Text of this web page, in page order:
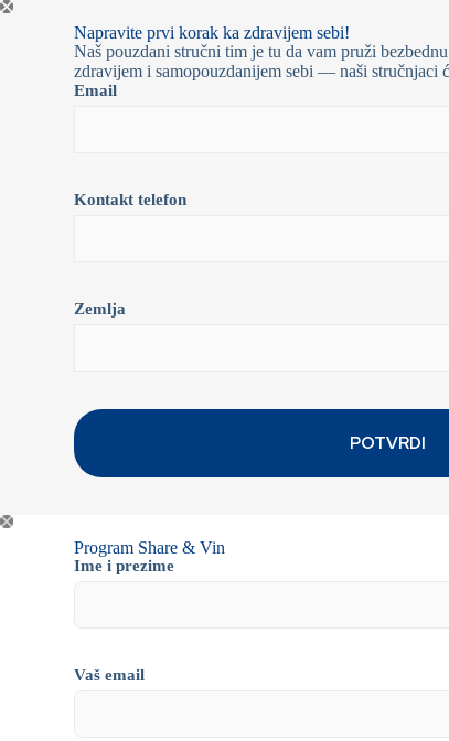
Napravite prvi korak ka zdravijem sebi!
Naš pouzdani stručni tim je tu da vam pruži
zdravijem i samopouzdanijem sebi — naši stručnjaci
Email
Kontakt telefon
Zemlja
Program Share & Vin
Ime i prezime
Vaš email